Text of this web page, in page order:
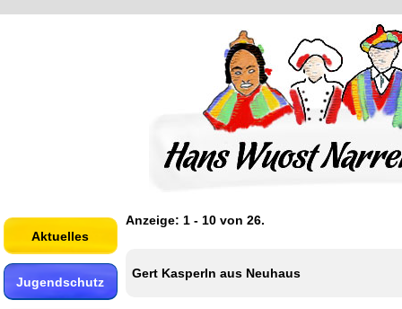
Aktuelles
Jugendschutz
Anzeige: 1 - 10 von 26.
Gert Kasperln aus Neuhaus